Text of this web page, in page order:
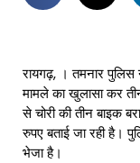
रायगढ़, । तमनार पुलिस
मामले का खुलासा कर
से चोरी की तीन बाइक
रुपए बताई जा रही है।
भेजा है।